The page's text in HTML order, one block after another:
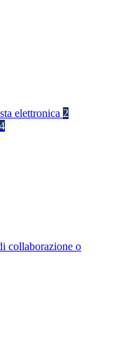
elettronica 2
4
collaborazione o